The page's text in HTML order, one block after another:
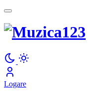
Logare